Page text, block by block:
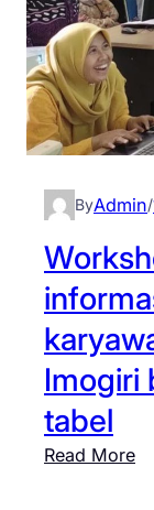
ByAdmin/
Imogiri
tabel
Read More: